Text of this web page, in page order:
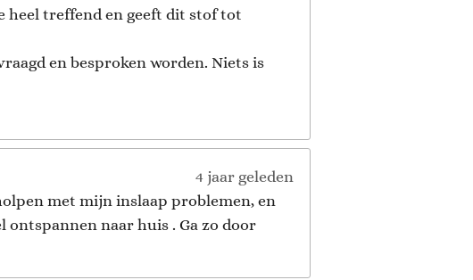
heel treffend en geeft dit stof tot
en besproken worden. Niets is
4 jaar geleden
met mijn inslaap problemen, en
ontspannen naar huis . Ga zo door